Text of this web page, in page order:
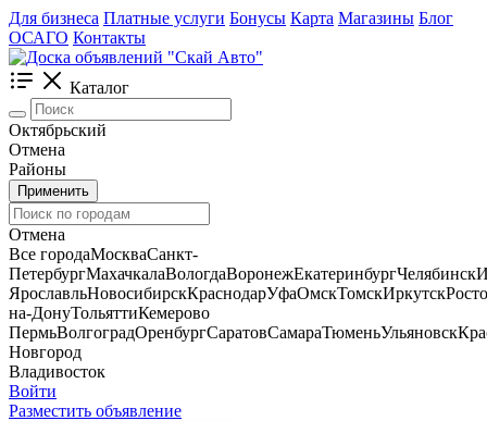
Для бизнеса Платные услуги Бонусы Карта Магазины Блог
ОСАГО Контакты
Каталог
Октябрьский
Отмена
Районы
Применить
Отмена
Все городаМоскваСанкт-
ПетербургМахачкалаВологдаВоронежЕкатеринбургЧелябинск
ЯрославльНовосибирскКраснодарУфаОмскТомскИркутск
на-ДонуТольяттиКемерово
ПермьВолгоградОренбургСаратовСамараТюменьУльяновск
Новгород
Владивосток
Войти
Разместить объявление